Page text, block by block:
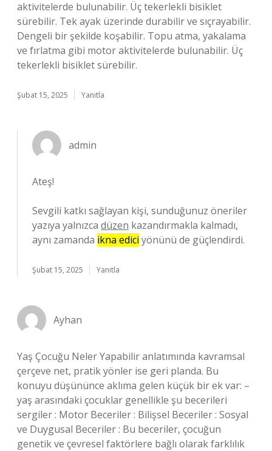
aktivitelerde bulunabilir. Üç tekerlekli bisiklet
sürebilir. Tek ayak üzerinde durabilir ve sıçrayabilir.
Dengeli bir şekilde koşabilir. Topu atma, yakalama
ve fırlatma gibi motor aktivitelerde bulunabilir. Üç
tekerlekli bisiklet sürebilir.
Şubat 15, 2025 Yanıtla
admin
Ateş!
Sevgili katkı sağlayan kişi, sunduğunuz öneriler
yazıya yalnızca düzen kazandırmakla kalmadı,
aynı zamanda ikna edici yönünü de güçlendirdi.
Şubat 15, 2025 Yanıtla
Ayhan
Yaş Çocuğu Neler Yapabilir anlatımında kavramsal
çerçeve net, pratik yönler ise geri planda. Bu
konuyu düşününce aklıma gelen küçük bir ek var: –
yaş arasındaki çocuklar genellikle şu becerileri
sergiler : Motor Beceriler : Bilişsel Beceriler : Sosyal
ve Duygusal Beceriler : Bu beceriler, çocuğun
genetik ve çevresel faktörlere bağlı olarak farklılık